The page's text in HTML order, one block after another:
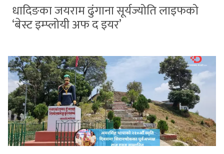
धादिङका जयराम ढुंगाना सूर्यज्योति लाइफको
‘बेस्ट इम्प्लोयी अफ द इयर’